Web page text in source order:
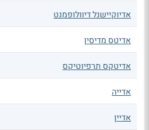
אדיוקיישנל דיוולופמנט
אדיטס מדיסין
אדיטקס תרפיוטיקס
אדייה
אדיין